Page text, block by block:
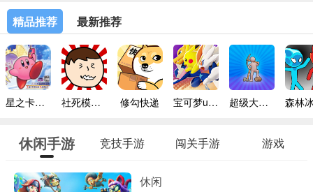
精品推荐 最新推荐
星之卡比镜之迷宫手机版 社死模拟器无广告版 修勾快递 宝可梦unite 超级大富翁
休闲手游 竞技手游 闯关手游 游戏
休闲